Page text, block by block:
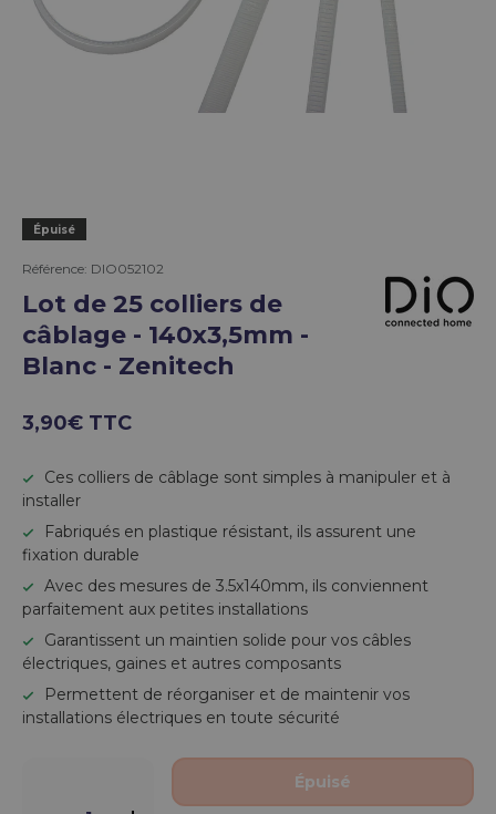
Épuisé
Référence: DIO052102
Lot de 25 colliers de
câblage - 140x3,5mm -
Blanc - Zenitech
3,90€ TTC
Ces colliers de câblage sont simples à manipuler et à
installer
Fabriqués en plastique résistant, ils assurent une
fixation durable
Avec des mesures de 3.5x140mm, ils conviennent
parfaitement aux petites installations
Garantissent un maintien solide pour vos câbles
électriques, gaines et autres composants
Permettent de réorganiser et de maintenir vos
installations électriques en toute sécurité
Épuisé